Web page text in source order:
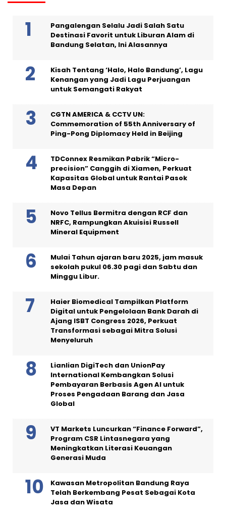
Pangalengan Selalu Jadi Salah Satu
Destinasi Favorit untuk Liburan Alam di
Bandung Selatan, Ini Alasannya
Kisah Tentang ‘Halo, Halo Bandung’, Lagu
Kenangan yang Jadi Lagu Perjuangan
untuk Semangati Rakyat
CGTN AMERICA & CCTV UN:
Commemoration of 55th Anniversary of
Ping-Pong Diplomacy Held in Beijing
TDConnex Resmikan Pabrik “Micro-
precision” Canggih di Xiamen, Perkuat
Kapasitas Global untuk Rantai Pasok
Masa Depan
Novo Tellus Bermitra dengan RCF dan
NRFC, Rampungkan Akuisisi Russell
Mineral Equipment
Mulai Tahun ajaran baru 2025, jam masuk
sekolah pukul 06.30 pagi dan Sabtu dan
Minggu Libur.
Haier Biomedical Tampilkan Platform
Digital untuk Pengelolaan Bank Darah di
Ajang ISBT Congress 2026, Perkuat
Transformasi sebagai Mitra Solusi
Menyeluruh
Lianlian DigiTech dan UnionPay
International Kembangkan Solusi
Pembayaran Berbasis Agen AI untuk
Proses Pengadaan Barang dan Jasa
Global
VT Markets Luncurkan “Finance Forward”,
Program CSR Lintasnegara yang
Meningkatkan Literasi Keuangan
Generasi Muda
Kawasan Metropolitan Bandung Raya
Telah Berkembang Pesat Sebagai Kota
Jasa dan Wisata